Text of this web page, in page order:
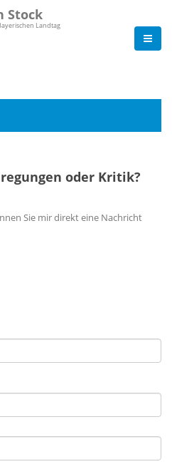
Stock
Landtag
oder Kritik?
Sie mir direkt eine Nachricht